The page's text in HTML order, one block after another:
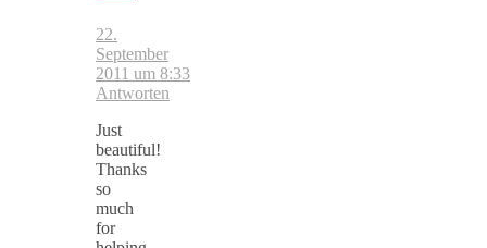
22.
September
2011 um 8:33
Antworten
Just
beautiful!
Thanks
so
much
for